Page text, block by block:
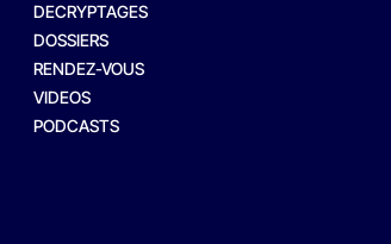
DECRYPTAGES
DOSSIERS
RENDEZ-VOUS
VIDEOS
PODCASTS